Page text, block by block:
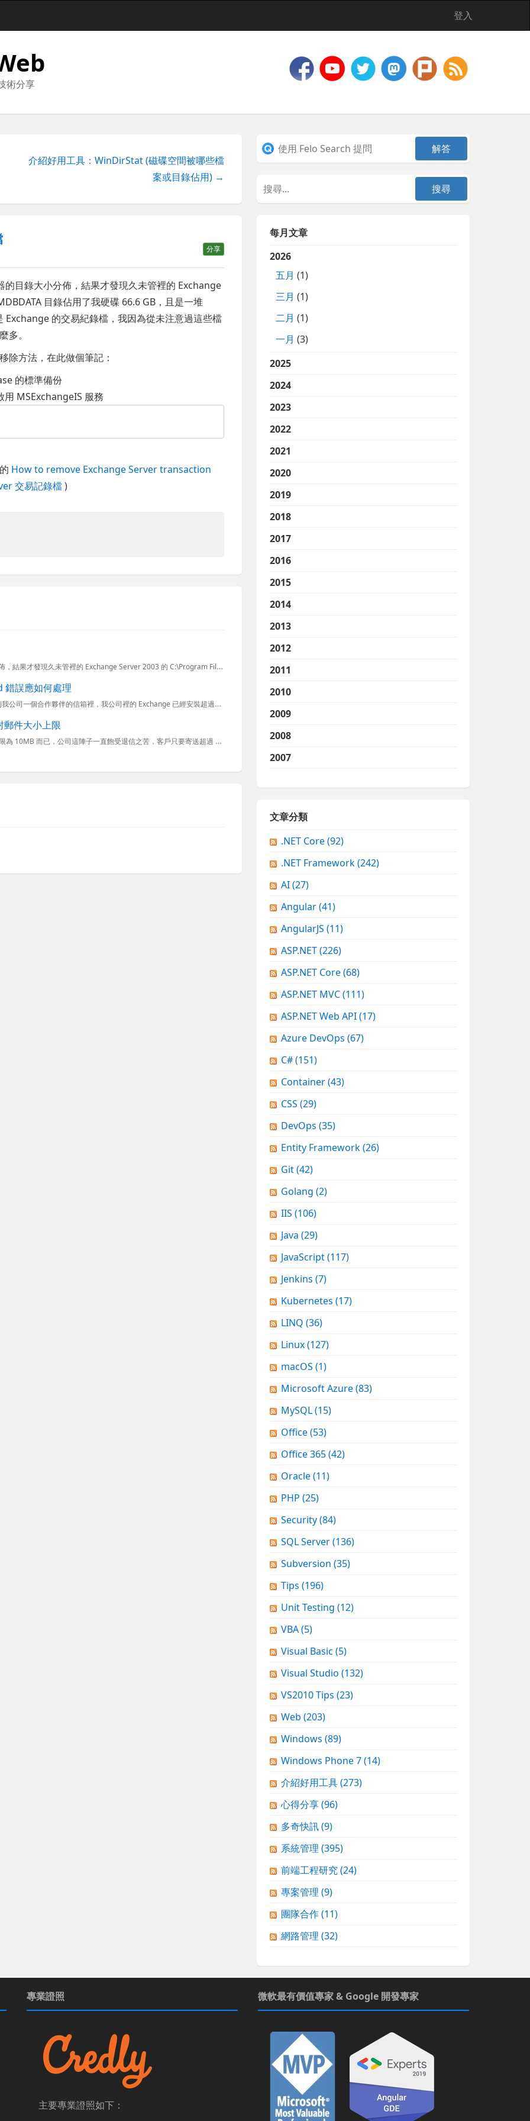
登入
術分享
介紹好用工具：WinDirStat (磁碟空間被哪些檔
案或目錄佔用) →
分享
目錄大小分佈，結果才發現久未管裡的 Exchange
目錄佔用了我硬碟 66.6 GB，且是一堆
的交易紀錄檔，我因為從未注意過這些檔
多。
除方法，在此做個筆記：
的標準備份
MSExchangeIS 服務
How to remove Exchange Server transaction
交易記錄檔)
昨天試著用 WinDirStat 分析一下我公司伺服器的目錄大小分佈，結果才發現久未管裡的 Exchange Server 2003 的 C:\Program Files\Exchsrvr\MDBDA...
錯誤應如何處理
前陣子有好長一段時間公司內的 Exchange 就是沒辦法寄信到我公司一個合作夥伴的信箱裡，我公司裡的 Exchange 已經安裝超過5年了，第一次遇到這個問題，而且神奇的是，也只有這個合作夥伴的信箱...
件大小上限
在 Exchange Server 2007/2010 裡面預設的單封郵件大小上限為 10MB 而已，公司這陣子一直飽受退信之苦，客戶只要寄送超過 8MB 的附件就會超出郵件大小限制 ( 因為郵件透過...
每月文章
2026
五月 (1)
三月 (1)
二月 (1)
一月 (3)
2025
2024
2023
2022
2021
2020
2019
2018
2017
2016
2015
2014
2013
2012
2011
2010
2009
2008
2007
文章分類
.NET Core(92)
.NET Framework(242)
AI(27)
Angular(41)
AngularJS (11)
ASP.NET(226)
ASP.NET Core(68)
ASP.NET MVC(111)
ASP.NET Web API(17)
Azure DevOps (67)
C#(151)
Container(43)
CSS (29)
DevOps (35)
Entity Framework(26)
Git(42)
Golang (2)
IIS (106)
Java (29)
JavaScript(117)
Jenkins (7)
Kubernetes (17)
LINQ (36)
Linux(127)
macOS (1)
Microsoft Azure(83)
MySQL(15)
Office(53)
Office 365(42)
Oracle(11)
PHP (25)
Security(84)
SQL Server(136)
Subversion (35)
Tips (196)
Unit Testing (12)
VBA(5)
Visual Basic (5)
Visual Studio (132)
VS2010 Tips (23)
Web (203)
Windows (89)
Windows Phone 7(14)
介紹好用工具(273)
心得分享(96)
多奇快訊(9)
系統管理 (395)
前端工程研究(24)
專案管理 (9)
團隊合作(11)
網路管理 (32)
專業證照
主要專業證照如下：
微軟最有價值專家 & Google 開發專家